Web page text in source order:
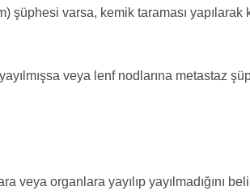
şüphesi varsa, kemik taraması yapılarak
veya lenf nodlarına metastaz
veya organlara yayılıp yayılmadığını